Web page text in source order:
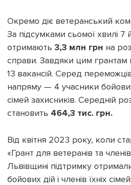
Окремо діє ветеранський
За підсумками сьомої хвилі 7
отримають 3,3 млн грн на
справи. Завдяки цим
13 вакансій. Серед
напряму — 4 учасники
сімей захисників. Середній
становить 464,3 тис. грн.
Від квітня 2023 року, коли
«Грант для ветеранів та членів
Львівщині підтримку
бойових дій і членів їхніх сімей.